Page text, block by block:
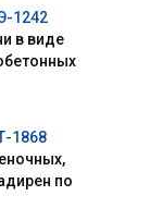
1242
в виде
1868
по